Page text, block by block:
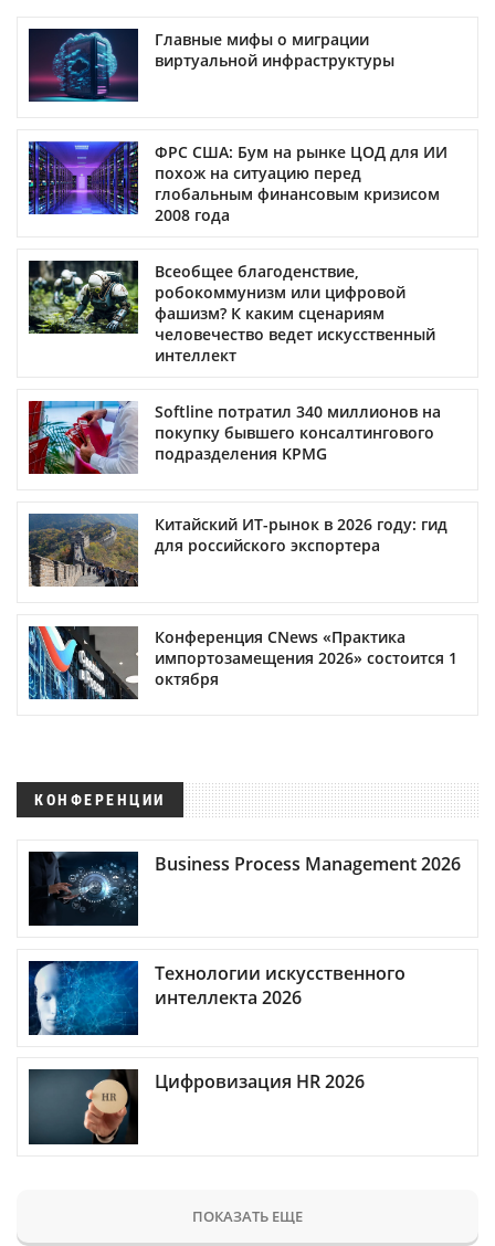
Главные мифы о миграции
виртуальной инфраструктуры
ФРС США: Бум на рынке ЦОД для ИИ
похож на ситуацию перед
глобальным финансовым кризисом
2008 года
Всеобщее благоденствие,
робокоммунизм или цифровой
фашизм? К каким сценариям
человечество ведет искусственный
интеллект
Softline потратил 340 миллионов на
покупку бывшего консалтингового
подразделения KPMG
Китайский ИТ-рынок в 2026 году: гид
для российского экспортера
Конференция CNews «Практика
импортозамещения 2026» состоится 1
октября
КОНФЕРЕНЦИИ
Business Process Management 2026
Технологии искусственного
интеллекта 2026
Цифровизация HR 2026
ПОКАЗАТЬ ЕЩЕ